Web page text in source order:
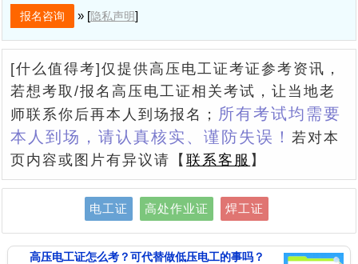
» [隐私声明]
[什么值得考]仅提供高压电工证考证参考资讯，
若想考取/报名高压电工证相关考试，让当地老
师联系你后再本人到场报名； 所有考试均需要
本人到场，请认真核实、谨防失误！ 若对本
页内容或图片有异议请【联系客服 】
电工证 高处作业证 焊工证
高压电工证怎么考？可代替做低压电工的事吗？